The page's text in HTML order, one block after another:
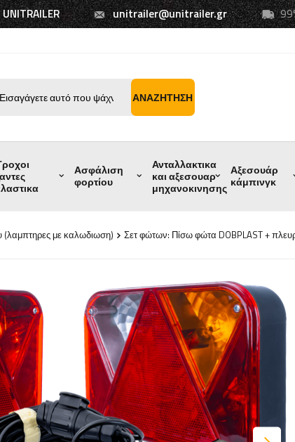
unitrailer@unitrailer.gr
ΑΝΑΖΉΤΗΣΗ
Ασφάλιση
φορτίου
Ανταλλακτικα
και αξεσουαρ
μηχανοκινησης
Αξεσουάρ
κάμπινγκ
(λαμπτηρες με καλωδιωση) Σετ φώτων: Πίσω φώτα DOBPLAST +